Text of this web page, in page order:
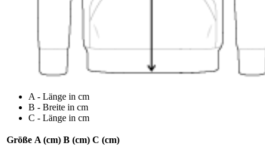
A - Länge in cm
B - Breite in cm
C - Länge in cm
Größe A (cm) B (cm) C (cm)